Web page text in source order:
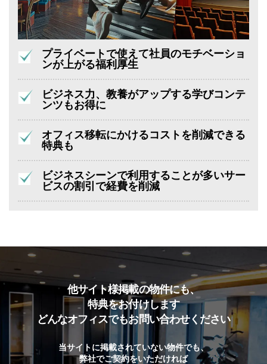
プライベートで使えて社員のモチベーショ
ンが上がる福利厚生
ビジネス力、教養がアップする学びコンテ
ンツもお得に
オフィス移転にかけるコストを削減できる
特典も
ビジネスシーンで利用することが多いサー
ビスの割引で経費を削減
他サイト様掲載の物件にも、
特典をお付けします
どんなオフィスでもお問い合わせください
当サイトに掲載されていない物件でも、
弊社でご契約をいただければ